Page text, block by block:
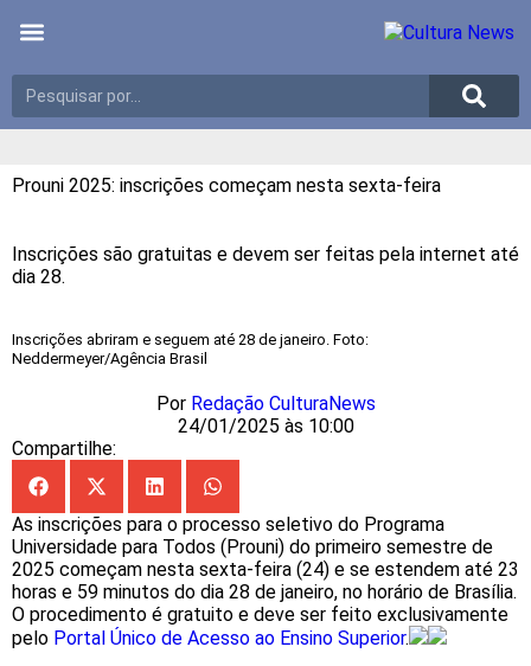
Prouni 2025: inscrições começam nesta sexta-feira
Inscrições são gratuitas e devem ser feitas pela internet até
dia 28.
Inscrições abriram e seguem até 28 de janeiro. Foto:
Neddermeyer/Agência Brasil
Por Redação CulturaNews
24/01/2025 às 10:00
Compartilhe:
As inscrições para o processo seletivo do Programa
Universidade para Todos (Prouni) do primeiro semestre de
2025 começam nesta sexta-feira (24) e se estendem até 23
horas e 59 minutos do dia 28 de janeiro, no horário de Brasília.
O procedimento é gratuito e deve ser feito exclusivamente
pelo Portal Único de Acesso ao Ensino Superior.